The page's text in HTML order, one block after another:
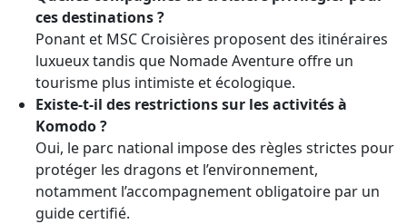
ces destinations ?
Ponant et MSC Croisières proposent des itinéraires
luxueux tandis que Nomade Aventure offre un
tourisme plus intimiste et écologique.
Existe-t-il des restrictions sur les activités à
Komodo ?
Oui, le parc national impose des règles strictes pour
protéger les dragons et l’environnement,
notamment l’accompagnement obligatoire par un
guide certifié.